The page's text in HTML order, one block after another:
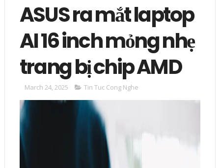
ASUS ra mắt laptop
AI 16 inch mỏng nhẹ
trang bị chip AMD
March 24, 2025 Tin Tuc Cong Nghe